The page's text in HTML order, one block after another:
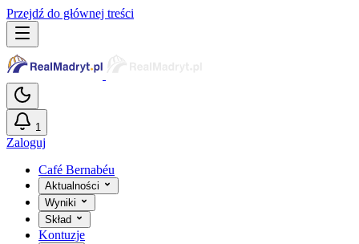
Przejdź do głównej treści
1
Zaloguj
Café Bernabéu
Aktualności
Wyniki
Skład
Kontuzje